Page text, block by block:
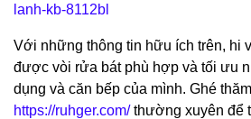
lanh-kb-8112bl
Với những thông tin hữu ích trên, hi
được vòi rửa bát phù hợp và tối ưu
dụng và căn bếp của mình. Ghé
https://ruhger.com/thường xuyên để